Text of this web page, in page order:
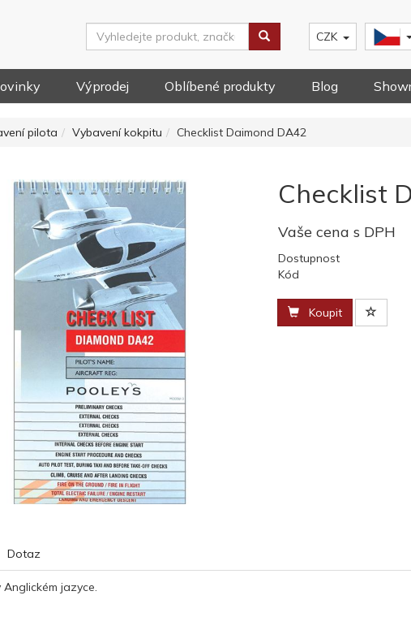
CZK
Výprodej Oblíbené produkty Blog
pilota Vybavení kokpitu Checklist Daimond DA42
Checklist
Vaše cena s DPH
Dostupnost
Kód
Koupit
Dotaz
jazyce.